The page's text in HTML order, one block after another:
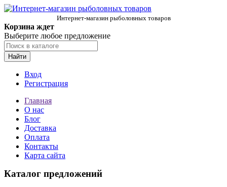
Интернет-магазин рыболовных товаров
Корзина ждет
Выберите любое предложение
Найти
Вход
Регистрация
Главная
О нас
Блог
Доставка
Оплата
Контакты
Карта сайта
Каталог предложений